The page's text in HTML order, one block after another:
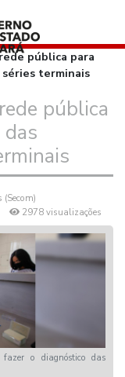
pública para
terminais
pública
2978 visualizações
o diagnóstico das